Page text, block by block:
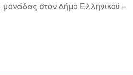
μονάδας στον Δήμο Ελληνικού –